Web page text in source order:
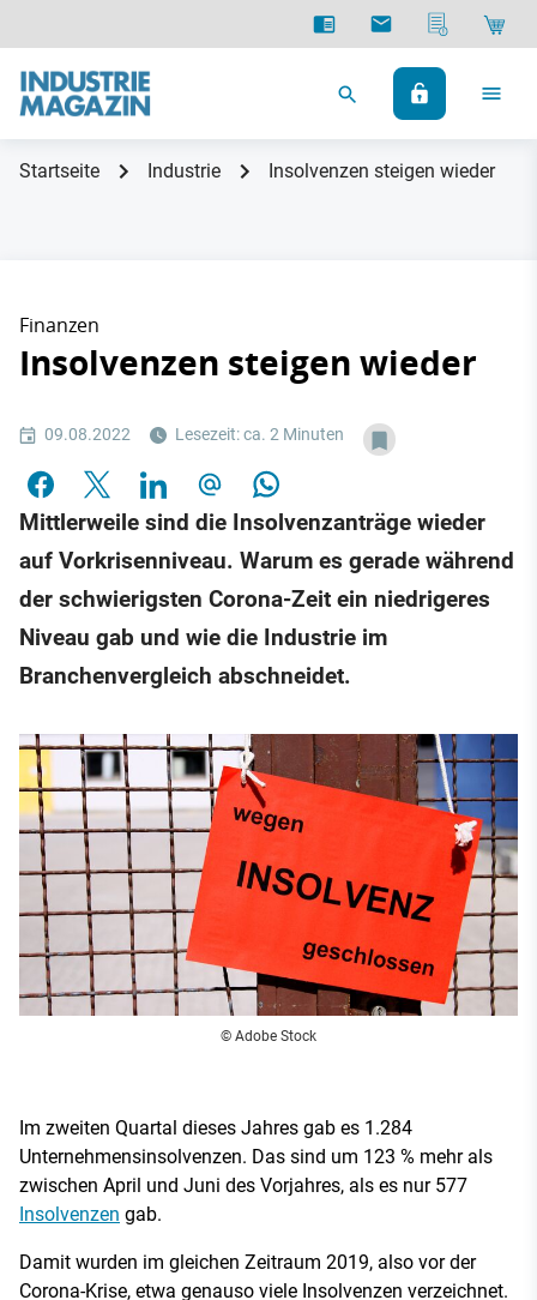
Startseite Industrie Insolvenzen steigen wieder
Finanzen
Insolvenzen steigen wieder
09.08.2022 Lesezeit: ca. 2 Minuten
Mittlerweile sind die Insolvenzanträge wieder
auf Vorkrisenniveau. Warum es gerade während
der schwierigsten Corona-Zeit ein niedrigeres
Niveau gab und wie die Industrie im
Branchenvergleich abschneidet.
© Adobe Stock
Im zweiten Quartal dieses Jahres gab es 1.284
Unternehmensinsolvenzen. Das sind um 123 % mehr als
zwischen April und Juni des Vorjahres, als es nur 577
Insolvenzen gab.
Damit wurden im gleichen Zeitraum 2019, also vor der
Corona-Krise, etwa genauso viele Insolvenzen verzeichnet.